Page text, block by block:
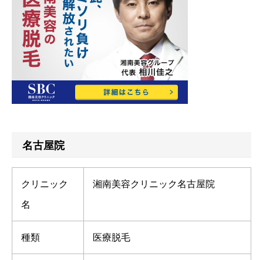
名古屋院
クリニック
名
湘南美容クリニック名古屋院
種類 医療脱毛